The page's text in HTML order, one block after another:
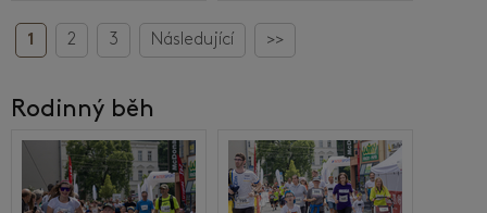
1 2 3 Následující >>
Rodinný běh